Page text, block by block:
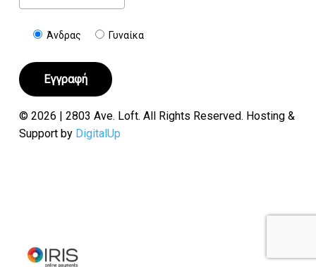
Άνδρας Γυναίκα
© 2026 | 2803 Ave. Loft. All Rights Reserved. Hosting &
Support by DigitalUp